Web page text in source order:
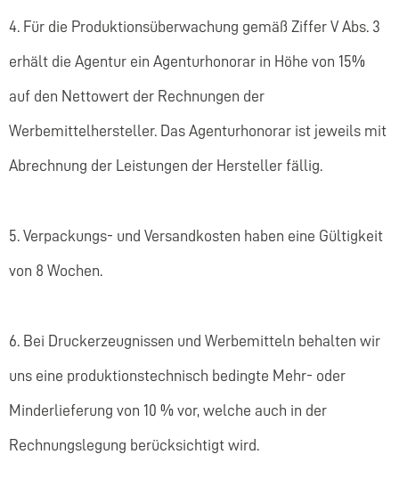
4. Für die Produktionsüberwachung gemäß Ziffer V Abs. 3
erhält die Agentur ein Agenturhonorar in Höhe von 15%
auf den Nettowert der Rechnungen der
Werbemittelhersteller. Das Agenturhonorar ist jeweils mit
Abrechnung der Leistungen der Hersteller fällig.
5. Verpackungs- und Versandkosten haben eine Gültigkeit
von 8 Wochen.
6. Bei Druckerzeugnissen und Werbemitteln behalten wir
uns eine produktionstechnisch bedingte Mehr- oder
Minderlieferung von 10 % vor, welche auch in der
Rechnungslegung berücksichtigt wird.